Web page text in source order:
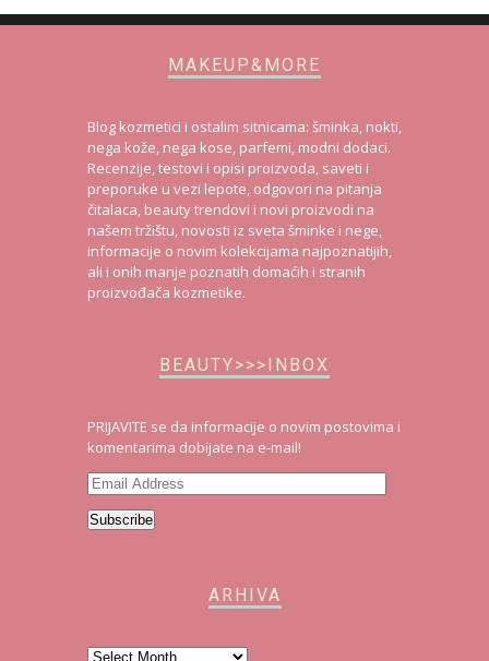
MAKEUP&MORE
Blog kozmetici i ostalim sitnicama: šminka, nokti,
nega kože, nega kose, parfemi, modni dodaci.
Recenzije, testovi i opisi proizvoda, saveti i
preporuke u vezi lepote, odgovori na pitanja
čitalaca, beauty trendovi i novi proizvodi na
našem tržištu, novosti iz sveta šminke i nege,
informacije o novim kolekcijama najpoznatijih,
ali i onih manje poznatih domaćih i stranih
proizvođača kozmetike.
BEAUTY>>>INBOX
PRIJAVITE se da informacije o novim postovima i
komentarima dobijate na e-mail!
Email
Address
Subscribe
ARHIVA
Arhiva